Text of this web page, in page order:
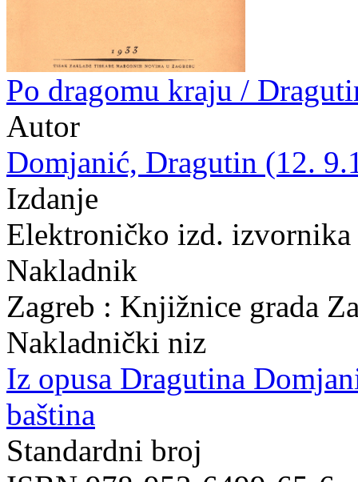
Po dragomu kraju /
Autor
Domjanić, Dragutin (12.
Izdanje
Elektroničko izd.
Nakladnik
Zagreb : Knjižnice grada
Nakladnički niz
Iz opusa Dragutina
baština
Standardni broj